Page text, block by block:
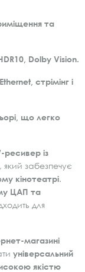
та
Dolby Vision.
стрімінг і
що легко
ресивер із
, який забезпечує
кінотеатрі.
ЦАП та
для
магазині
універсальний
якістю